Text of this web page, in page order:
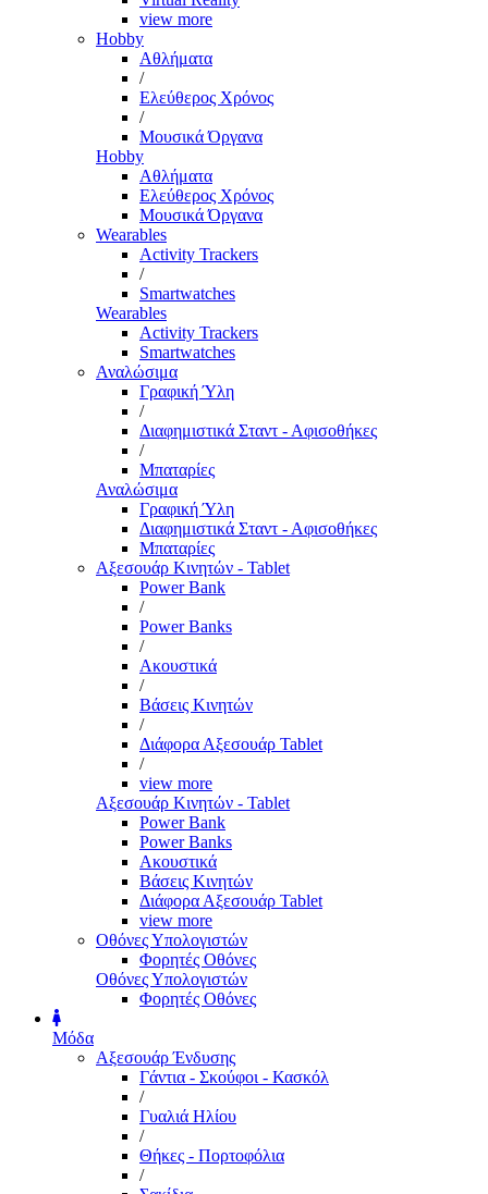
view more
Hobby
Αθλήματα
/
Ελεύθερος Χρόνος
/
Μουσικά Όργανα
Hobby
Αθλήματα
Ελεύθερος Χρόνος
Μουσικά Όργανα
Wearables
Activity Trackers
/
Smartwatches
Wearables
Activity Trackers
Smartwatches
Αναλώσιμα
Γραφική Ύλη
/
Διαφημιστικά Σταντ - Αφισοθήκες
/
Μπαταρίες
Αναλώσιμα
Γραφική Ύλη
Διαφημιστικά Σταντ - Αφισοθήκες
Μπαταρίες
Αξεσουάρ Κινητών - Tablet
Power Bank
/
Power Banks
/
Ακουστικά
/
Βάσεις Κινητών
/
Διάφορα Αξεσουάρ Tablet
/
view more
Αξεσουάρ Κινητών - Tablet
Power Bank
Power Banks
Ακουστικά
Βάσεις Κινητών
Διάφορα Αξεσουάρ Tablet
view more
Οθόνες Υπολογιστών
Φορητές Οθόνες
Οθόνες Υπολογιστών
Φορητές Οθόνες
Μόδα
Αξεσουάρ Ένδυσης
Γάντια - Σκούφοι - Κασκόλ
/
Γυαλιά Ηλίου
/
Θήκες - Πορτοφόλια
/